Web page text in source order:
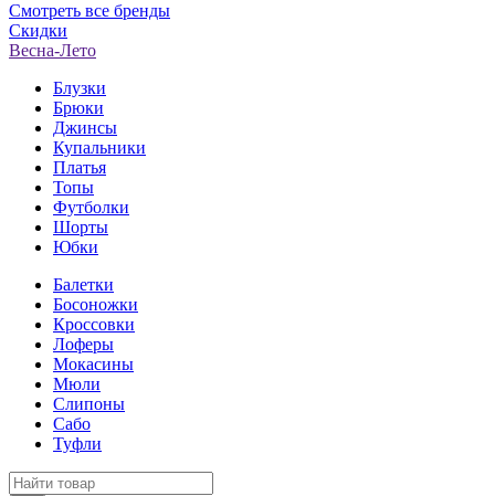
Смотреть все бренды
Скидки
Весна-Лето
Блузки
Брюки
Джинсы
Купальники
Платья
Топы
Футболки
Шорты
Юбки
Балетки
Босоножки
Кроссовки
Лоферы
Мокасины
Мюли
Слипоны
Сабо
Туфли
Поиск